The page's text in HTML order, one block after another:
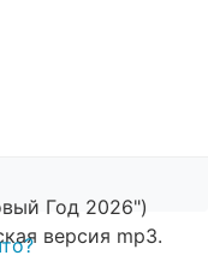
Год 2026")
версия mp3.